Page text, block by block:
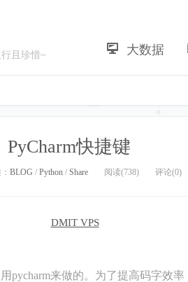
且珍惜~
大数据
PyCharm快捷键
BLOG / Python/ Share 阅读(738) 评论(0)
pycharm来做的。为了提高码字效